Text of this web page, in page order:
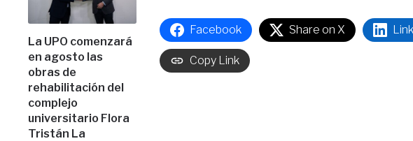
La UPO comenzará
en agosto las
obras de
rehabilitación del
complejo
universitario Flora
Tristán La
Facebook Share on X
Copy Link